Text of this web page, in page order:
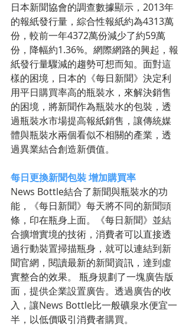
日本新聞協會的調查數據顯示，2013年
的報紙發行量，綜合性報紙約為4313萬
份，較前一年4372萬份減少了約59萬
份，降幅約1.36%。網際網路的興起，報
紙發行量驟減的趨勢可想而知。面對這
樣的困境，日本的《每日新聞》決定利
用平日購買率高的瓶裝水，來解決銷售
的困境，將新聞作為瓶裝水的包裝，透
過瓶裝水市場提高報紙銷售，讓傳統媒
體與瓶裝水兩個看似不相關的產業，透
過異業結合創造新價值。
每日更換新聞包裝 增加購買率
News Bottle結合了新聞與瓶裝水的功
能，《每日新聞》每天將不同的新聞頭
條，印在瓶身上面。《每日新聞》並結
合擴增實境的技術，消費者可以直接透
過行動裝置掃描瓶身，就可以連結到新
聞官網，閱讀最新的新聞資訊，達到虛
實整合的效果。 瓶身規劃了一塊廣告版
面，提供企業設置廣告。透過廣告的收
入，讓News Bottle比一般礦泉水便宜一
半，以低價吸引消費者購買。